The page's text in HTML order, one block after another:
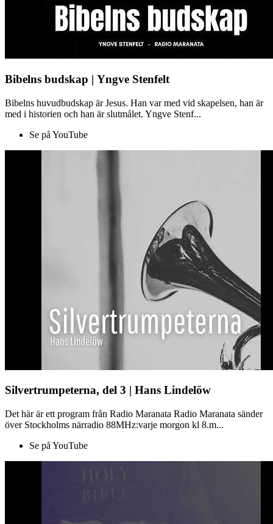
Bibelns budskap | Yngve Stenfelt
Bibelns huvudbudskap är Jesus. Han var med vid skapelsen, han är
med i historien och han är slutmålet. Yngve Stenf...
Se på YouTube
Silvertrumpeterna, del 3 | Hans Lindelöw
Det här är ett program från Radio Maranata Radio Maranata sänder
över Stockholms närradio 88MHz:varje morgon kl 8.m...
Se på YouTube